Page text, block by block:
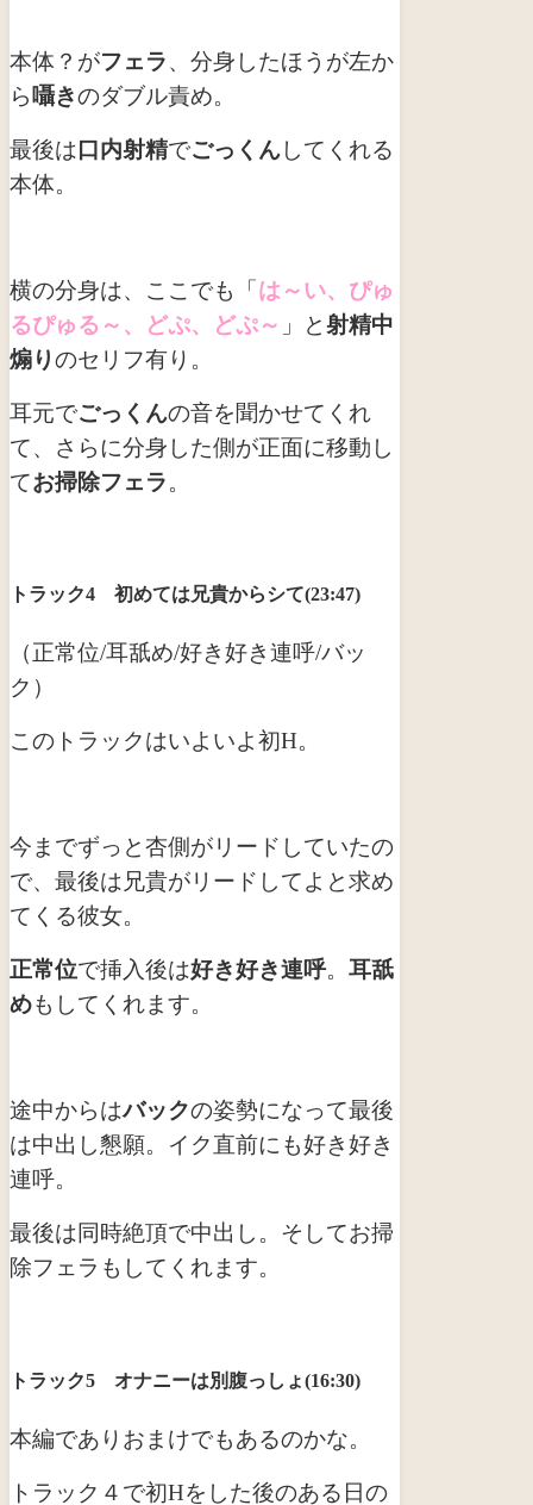
本体？がフェラ、分身したほうが左か
ら囁きのダブル責め。
最後は口内射精でごっくんしてくれる
本体。
横の分身は、ここでも「は～い、ぴゅ
るぴゅる～、どぷ、どぷ～ 」と 射精中
煽りのセリフ有り。
耳元でごっくんの音を聞かせてくれ
て、さらに分身した側が正面に移動し
てお掃除フェラ。
トラック4 初めては兄貴からシて(23:47)
（正常位/耳舐め/好き好き連呼/バッ
ク）
このトラックはいよいよ初H。
今までずっと杏側がリードしていたの
で、最後は兄貴がリードしてよと求め
てくる彼女。
正常位で挿入後は好き好き連呼。 耳舐
めもしてくれます。
途中からはバックの姿勢になって最後
は中出し懇願。イク直前にも好き好き
連呼。
最後は同時絶頂で中出し。そしてお掃
除フェラもしてくれます。
トラック5 オナニーは別腹っしょ(16:30)
本編でありおまけでもあるのかな。
トラック４で初Hをした後のある日の